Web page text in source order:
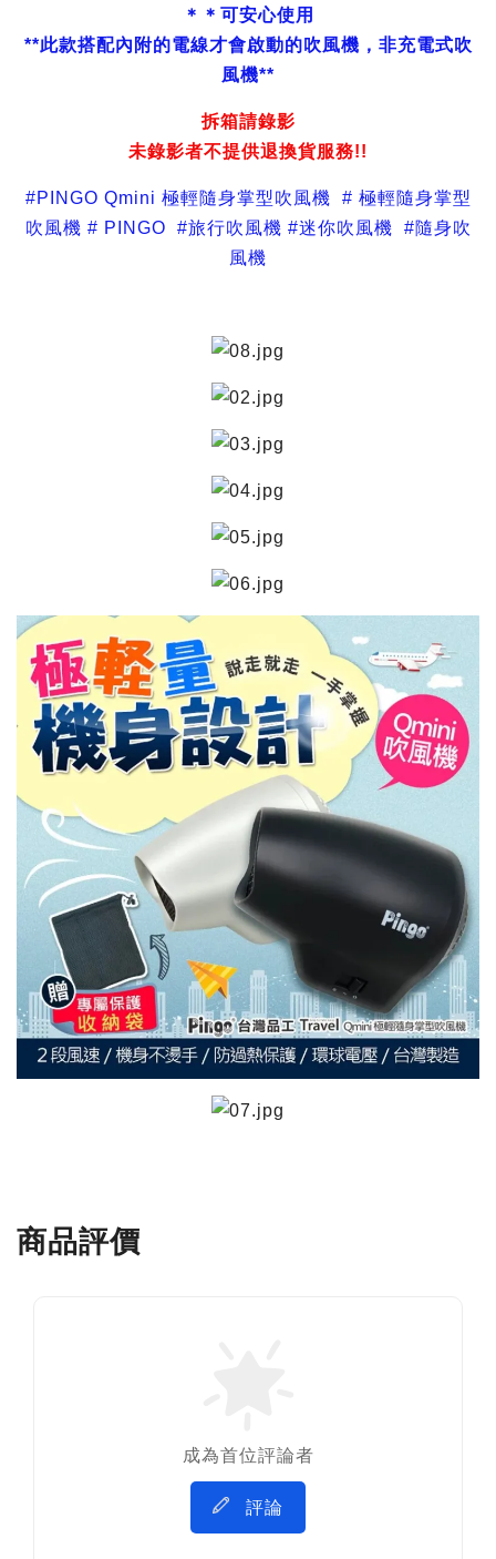
＊＊可安心使用
**此款搭配內附的電線才會啟動的吹風機，非充電式吹
風機**
拆箱請錄影
未錄影者不提供退換貨服務!!
#PINGO Qmini 極輕隨身掌型吹風機 # 極輕隨身掌型
吹風機 # PINGO #旅行吹風機 #迷你吹風機 #隨身吹
風機
商品評價
成為首位評論者
評論